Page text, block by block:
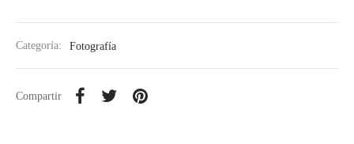
Categoría: Fotografía
Compartir